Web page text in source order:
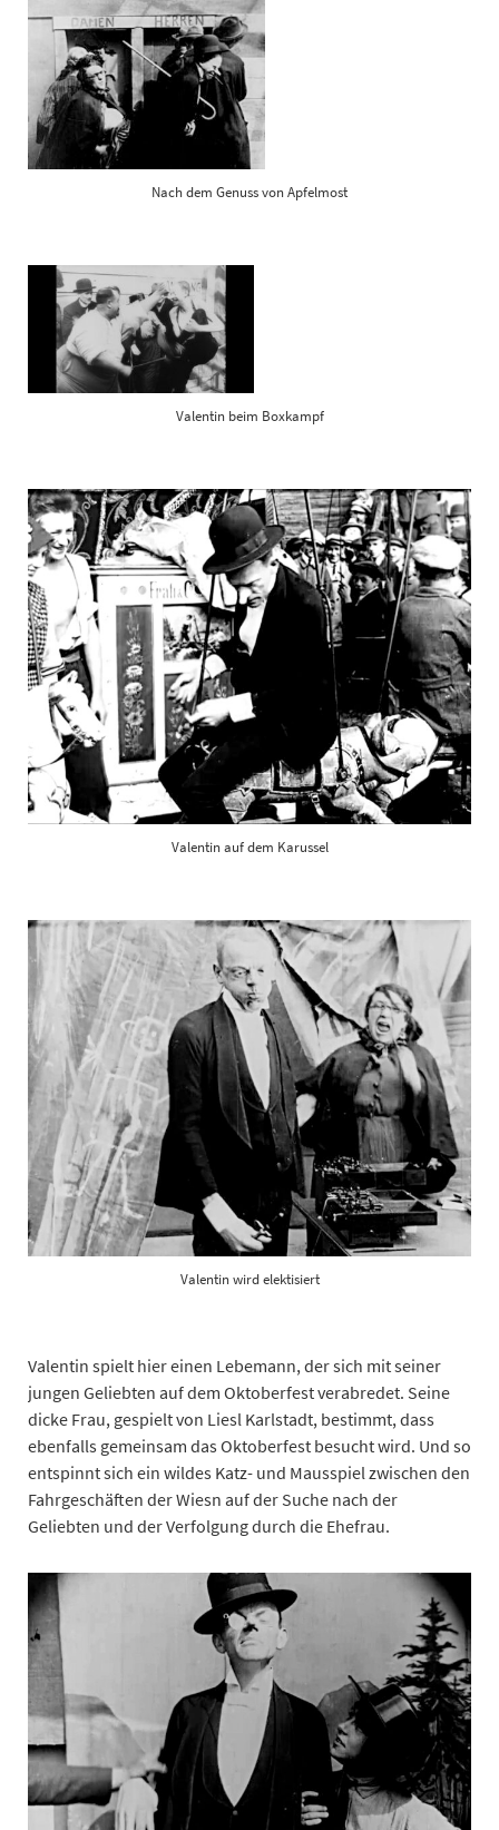
Nach dem Genuss von Apfelmost
Valentin beim Boxkampf
Valentin auf dem Karussel
Valentin wird elektisiert
Valentin spielt hier einen Lebemann, der sich mit seiner
jungen Geliebten auf dem Oktoberfest verabredet. Seine
dicke Frau, gespielt von Liesl Karlstadt, bestimmt, dass
ebenfalls gemeinsam das Oktoberfest besucht wird. Und so
entspinnt sich ein wildes Katz- und Mausspiel zwischen den
Fahrgeschäften der Wiesn auf der Suche nach der
Geliebten und der Verfolgung durch die Ehefrau.